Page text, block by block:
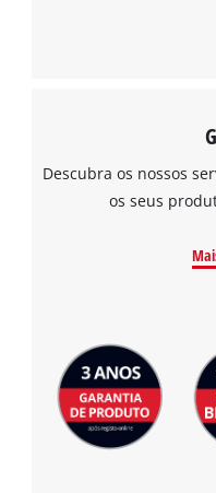
Descubra os nossos
os seus